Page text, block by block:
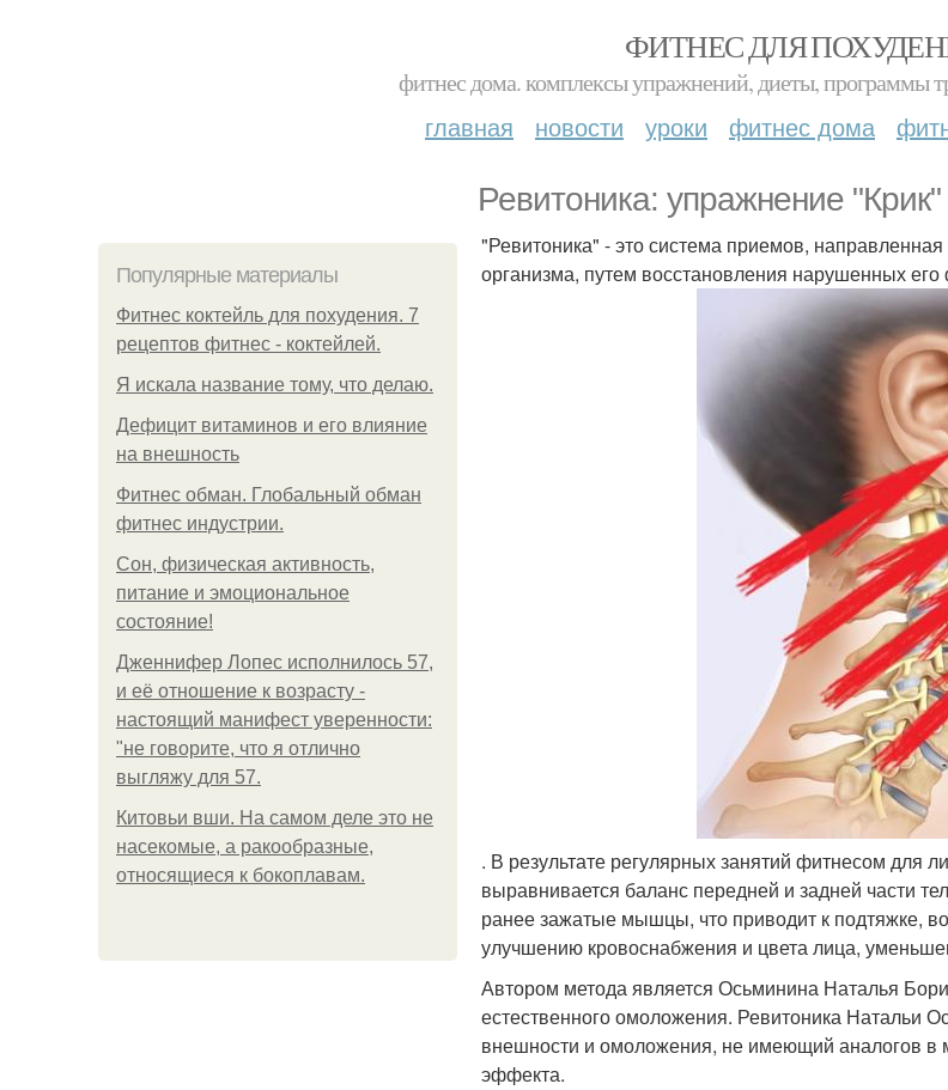
ФИТНЕС ДЛЯ
фитнес дома. комплексы упражнений, диеты, программы
главная новости уроки фитнес дома
Ревитоника: упражнение
Популярные материалы
Фитнес коктейль для похудения. 7
рецептов фитнес - коктейлей.
Я искала название тому, что делаю.
Дефицит витаминов и его влияние
на внешность
Фитнес обман. Глобальный обман
фитнес индустрии.
Сон, физическая активность,
питание и эмоциональное
состояние!
Дженнифер Лопес исполнилось 57,
и её отношение к возрасту -
настоящий манифест уверенности:
"не говорите, что я отлично
выгляжу для 57.
Китовьи вши. На самом деле это не
насекомые, а ракообразные,
относящиеся к бокоплавам.
"Ревитоника" - это система приемов,
организма, путем восстановления нарушенных его
. В результате регулярных занятий фитнесом для
выравнивается баланс передней и задней части
ранее зажатые мышцы, что приводит к подтяжке,
улучшению кровоснабжения и цвета лица,
Автором метода является Осьминина Наталья
естественного омоложения. Ревитоника Натальи
внешности и омоложения, не имеющий аналогов в
эффекта.